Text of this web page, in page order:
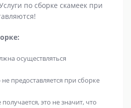
по сборке скамеек при
осуществляться
не предоставляется при сборке
получается, это не значит, что